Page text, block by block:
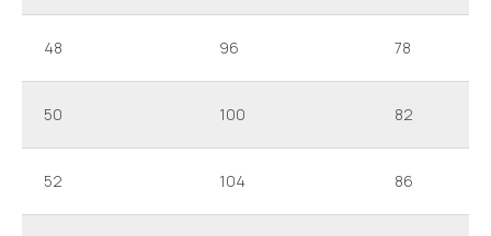
48 96 78
50 100 82
52 104 86